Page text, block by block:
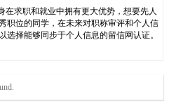
在求职和就业中拥有更大优势，想要先人
职位的同学，在未来对职称审评和个人信
选择能够同步于个人信息的留信网认证。